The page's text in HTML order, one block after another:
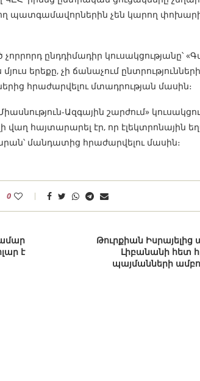
պատգամավորներին չեն կարող
ընդդիմադիր կուսակցությանը՝
երեքը, չի ճանաչում ընտրությունների
հրաժարվելու մտադրության մասին։
Ազգային շարժում»
վաղ հայտարարել էր, որ էլեկտրոնային
մանդատից հրաժարվելու մասին։
0
է
Թուրքիան Իսրայելից
Լիբանանի հետ
պայմանների